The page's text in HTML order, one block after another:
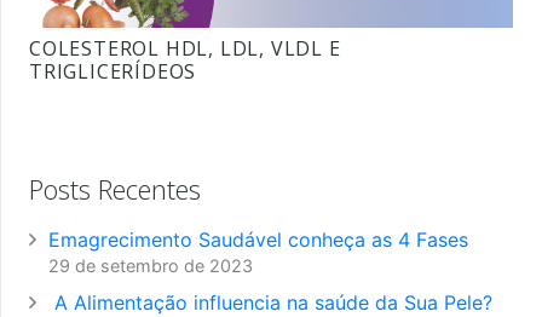
COLESTEROL HDL, LDL, VLDL E
TRIGLICERÍDEOS
Posts Recentes
Emagrecimento Saudável conheça as 4 Fases
29 de setembro de 2023
A Alimentação influencia na saúde da Sua Pele?